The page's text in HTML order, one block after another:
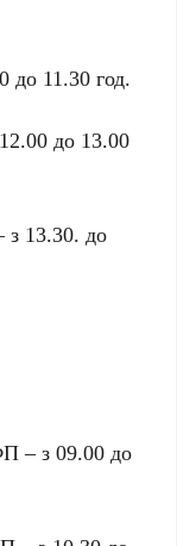
до 11.30 год.
до 13.00
з 13.30. до
– з 09.00 до